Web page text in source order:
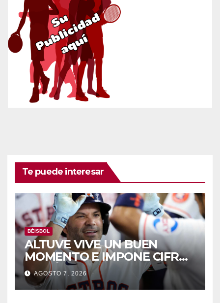
Te puede interesar
BÉISBOL
ALTUVE VIVE UN BUEN
MOMENTO E IMPONE CIFRAS
HISTÓRICAS
AGOSTO 7, 2026